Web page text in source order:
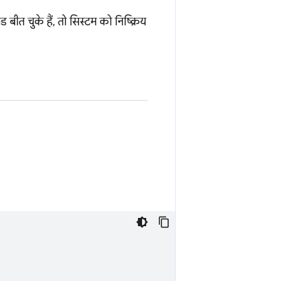
चुके हैं, तो सिस्टम को निष्क्रिय